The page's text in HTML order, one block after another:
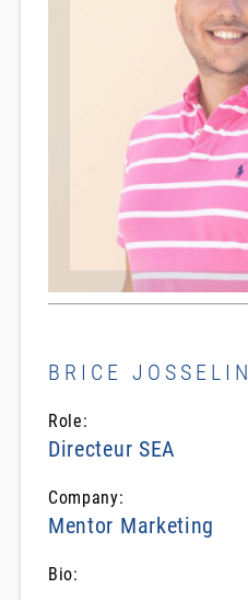
BRICE JOSSELIN
Role:
Directeur SEA
Company:
Mentor Marketing
Bio: